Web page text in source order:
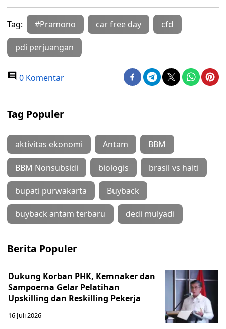
Tag: #Pramono car free day cfd
pdi perjuangan
0 Komentar
Tag Populer
aktivitas ekonomi Antam BBM
BBM Nonsubsidi biologis brasil vs haiti
bupati purwakarta Buyback
buyback antam terbaru dedi mulyadi
Berita Populer
Dukung Korban PHK, Kemnaker dan
Sampoerna Gelar Pelatihan
Upskilling dan Reskilling Pekerja
16 Juli 2026